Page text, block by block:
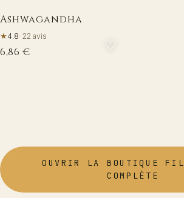
Ashwagandha
★4.8· 22 avis
6,86 € ♡
OUVRIR LA BOUTIQUE
COMPLÈTE